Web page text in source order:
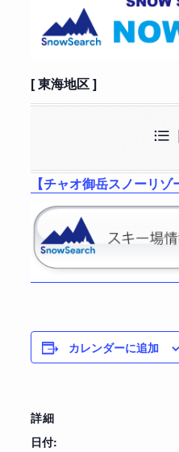
[ 東海地区 ]
【チャオ御岳スノーリ
カレンダーに追加
詳細
日付: